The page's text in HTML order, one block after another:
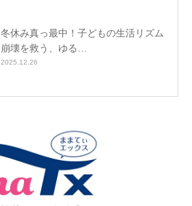
冬休み真っ最中！子どもの生活リズム
崩壊を救う、ゆる…
2025.12.26